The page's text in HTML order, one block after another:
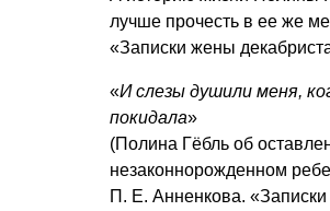
лучше прочесть в ее же
«Записки жены
«И слезы душили меня,
покидала»
(Полина Гёбль об
незаконнорожденном
П. Е. Анненкова.